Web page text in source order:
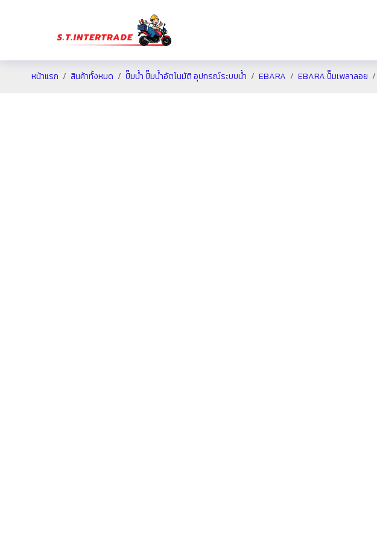
หน้าแรก สินค้าทั้งหมด ปั๊มน้ำ ปั๊มน้ำอัตโนมัติ อุปกรณ์ระบบน้ำ EBARA EBARA ปั๊มเพลาลอย